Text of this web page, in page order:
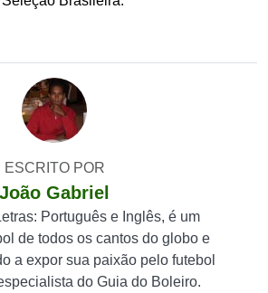
ESCRITO POR
João Gabriel
Português e Inglês, é um
de todos os cantos do globo e
a expor sua paixão pelo futebol
do Guia do Boleiro.